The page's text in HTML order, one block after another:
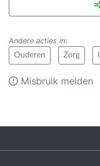
Andere acties in:
Ouderen Zorg
Misbruik melden